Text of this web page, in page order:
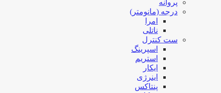
پروانه
درجه (مانومتر)
امرا
ناتلی
ست کنترل
اسپرینگ
استریم
ایکار
اینرژی
پنتاکس